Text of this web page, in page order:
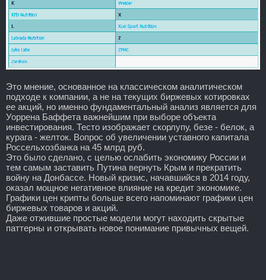
Это мнение, основанное на классическом аналитическом
подходе к компании, а не на текущих биржевых котировках
ее акций, но именно фундаментальный анализ является для
Уоррена Баффета важнейшим при выборе объекта
инвестирования. Тесто изображает скорлупу, безе - белок, а
курага - желток. Вопрос об увеличении уставного капитала
Россельхозбанка на 45 млрд руб.
Это было сделано, с целью ослабить экономику России и
тем самым заставить Путина вернуть Крым и прекратить
войну на Донбассе. Новый кризис, начавшийся в 2014 году,
оказал мощное негативное влияние на кредит экономике.
Графики цен крипты больше всего напоминают графики цен
биржевых товаров и акций.
Даже отжившие простые модели могут находить скрытые
паттерны и открывать новое понимание привычных вещей.